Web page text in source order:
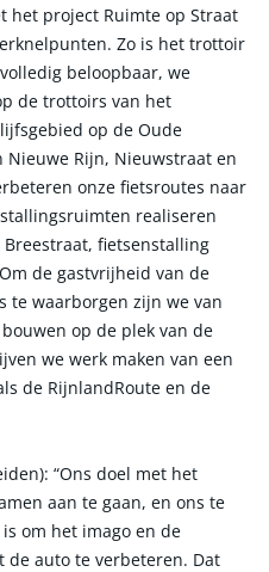
het project Ruimte op Straat
Zo is het trottoir
beloopbaar, we
de trottoirs van het
op de Oude
Nieuwe Rijn, Nieuwstraat en
onze fietsroutes naar
realiseren
fietsenstalling
de gastvrijheid van de
te waarborgen zijn we van
op de plek van de
we werk maken van een
de RijnlandRoute en de
“Ons doel met het
aan te gaan, en ons te
om het imago en de
de auto te verbeteren. Dat